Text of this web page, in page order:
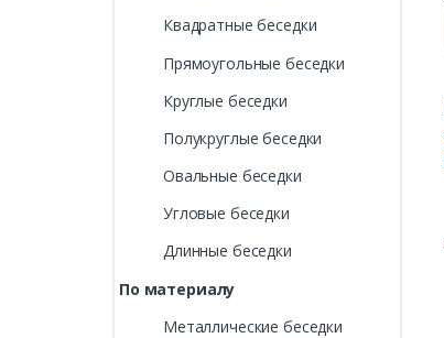
Квадратные беседки
Прямоугольные беседки
Круглые беседки
Полукруглые беседки
Овальные беседки
Угловые беседки
Длинные беседки
По материалу
Металлические беседки